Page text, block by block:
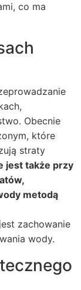
co ma
Obecnie
które
straty
jest także przy
metodą
zachowanie
wody.